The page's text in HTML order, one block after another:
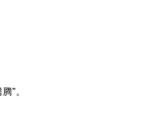
”。